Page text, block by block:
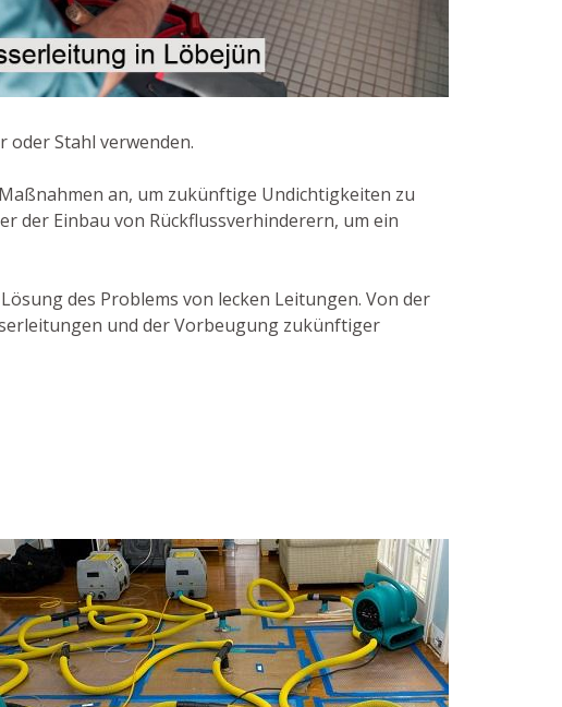
oder Stahl verwenden.
an, um zukünftige Undichtigkeiten zu
der Einbau von Rückflussverhinderern, um ein
des Problems von lecken Leitungen. Von der
und der Vorbeugung zukünftiger